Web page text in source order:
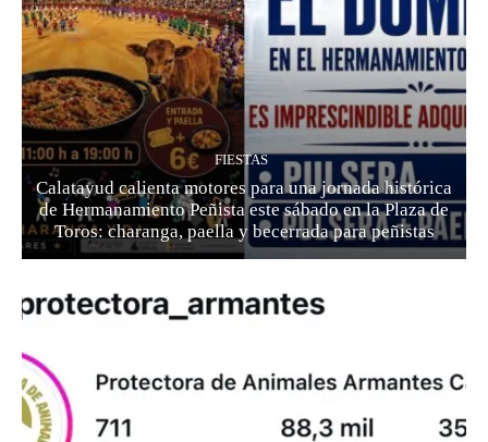
FIESTAS
Calatayud calienta motores para una jornada histórica
de Hermanamiento Peñista este sábado en la Plaza de
Toros: charanga, paella y becerrada para peñistas